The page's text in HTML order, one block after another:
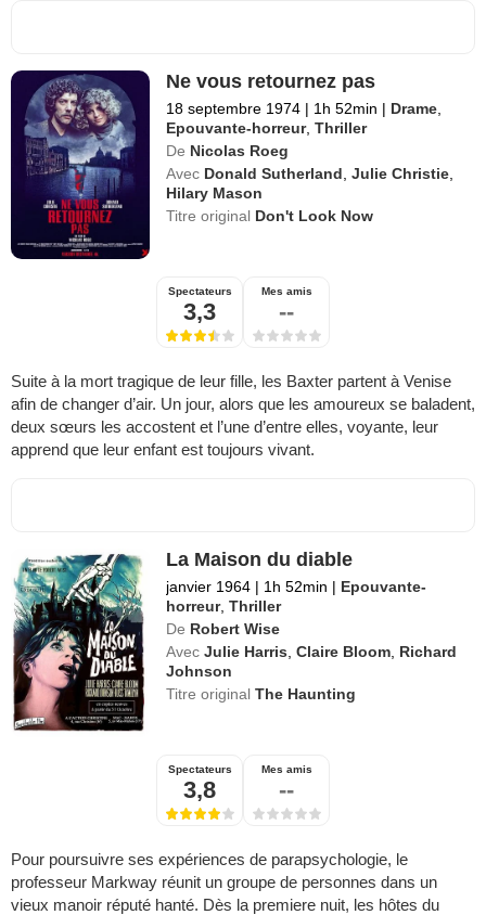
Ne vous retournez pas
18 septembre 1974 | 1h 52min | Drame
Epouvante-horreur,Thriller
De Nicolas Roeg
Avec Donald Sutherland ,Julie Christie
Hilary Mason
Titre original Don't Look Now
Spectateurs
3,3
Mes amis
--
Suite à la mort tragique de leur fille, les Baxter partent à Venise
afin de changer d’air. Un jour, alors que les amoureux se baladent,
deux sœurs les accostent et l’une d’entre elles, voyante, leur
apprend que leur enfant est toujours vivant.
La Maison du diable
janvier 1964 | 1h 52min | Epouvante-
horreur,Thriller
De Robert Wise
Avec Julie Harris ,Claire Bloom Richard
Johnson
Titre originalThe Haunting
Spectateurs
3,8
Mes amis
--
Pour poursuivre ses expériences de parapsychologie, le
professeur Markway réunit un groupe de personnes dans un
vieux manoir réputé hanté. Dès la premiere nuit, les hôtes du